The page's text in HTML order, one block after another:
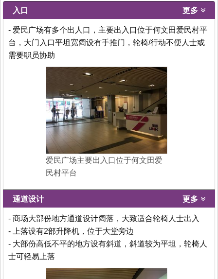
入口 更多
- 爱民广场有多个出人口，主要出入口位于何文田爱民村平
台，大门入口平坦宽阔设有手推门，轮椅/行动不便人士或
需要职员协助
爱民广场主要出入口位于何文田爱
民村平台
通道设计 更多
- 商场大部份地方通道设计阔落，大致适合轮椅人士出入
- 上落设有2部升降机，位于大堂旁边
- 大部份高低不平的地方设有斜道，斜道较为平坦，轮椅人
士可轻易上落